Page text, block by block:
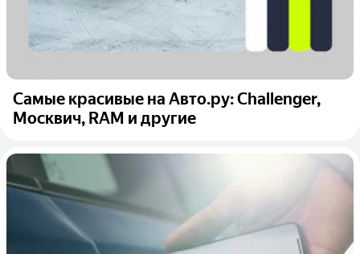
Самые красивые на Авто.ру: Challenger,
Москвич, RAM и другие